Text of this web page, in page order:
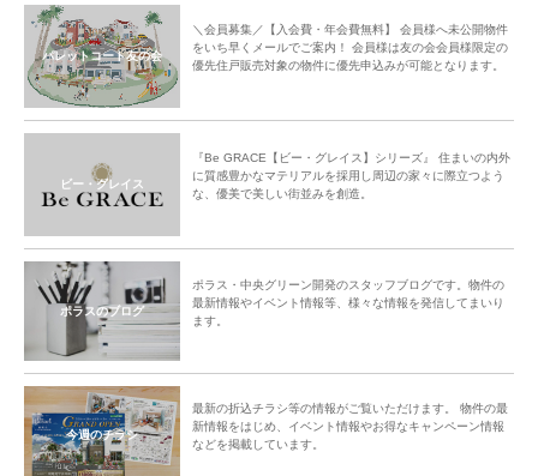
パレットコート友の会
＼会員募集／【入会費・年会費無料】 会員様へ未公開物件
をいち早くメールでご案内！ 会員様は友の会会員様限定の
優先住戸販売対象の物件に優先申込みが可能となります。
ビー・グレイス
『Be GRACE【ビー・グレイス】シリーズ』 住まいの内外
に質感豊かなマテリアルを採用し周辺の家々に際立つよう
な、優美で美しい街並みを創造。
ポラスのブログ
ポラス・中央グリーン開発のスタッフブログです。物件の
最新情報やイベント情報等、様々な情報を発信してまいり
ます。
今週のチラシ
最新の折込チラシ等の情報がご覧いただけます。 物件の最
新情報をはじめ、イベント情報やお得なキャンペーン情報
などを掲載しています。